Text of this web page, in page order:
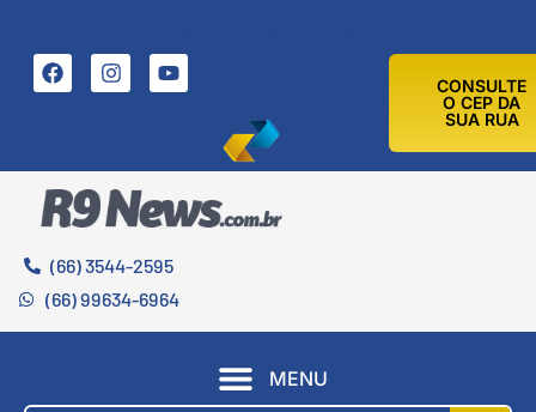
CONSULTE
O CEP DA
SUA RUA
(66) 3544-2595
(66) 99634-6964
MENU